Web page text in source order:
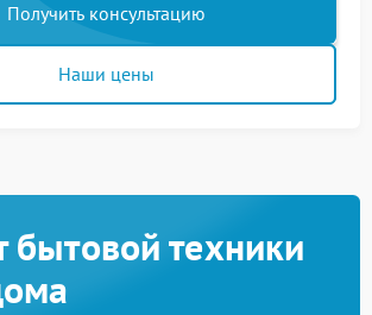
Получить консультацию
Наши цены
бытовой техники